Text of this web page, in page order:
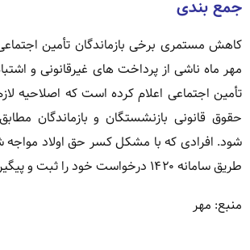
جمع بندی
کاهش مستمری برخی بازماندگان تأمین
مهر ماه ناشی از پرداخت های غیرقانونی و
تأمین اجتماعی اعلام کرده است که اصلاحیه
حقوق قانونی بازنشستگان و بازماندگان
شود. افرادی که با مشکل کسر حق اولاد مواجه
طریق سامانه ۱۴۲۰ درخواست خود را ثبت و پیگیری کنند.
منبع: مهر